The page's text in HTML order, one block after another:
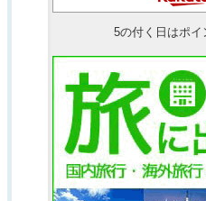
5の付く日はポイ